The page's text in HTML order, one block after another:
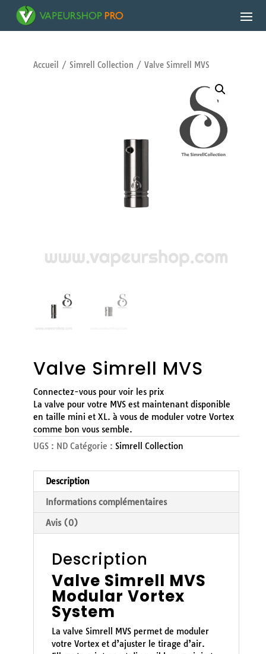
Accueil / Simrell Collection / Valve Simrell MVS
Valve Simrell MVS
Connectez-vous pour voir les prix
La valve pour votre MVS est maintenant disponible
en taille mini et XL. à vous de moduler votre Vortex
comme bon vous semble.
UGS : ND Catégorie : Simrell Collection
Description
Informations complémentaires
Avis (0)
Description
Valve Simrell MVS
Modular Vortex
System
La valve Simrell MVS permet de moduler
votre Vortex et d’ajuster le tirage d’air.